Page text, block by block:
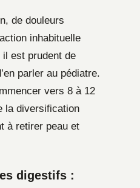
de douleurs
inhabituelle
est prudent de
parler au pédiatre.
vers 8 à 12
la diversification
à retirer peau et
digestifs :